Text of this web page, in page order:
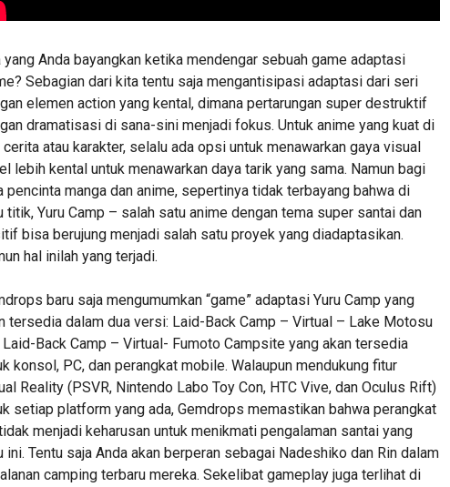
yang Anda bayangkan ketika mendengar sebuah game adaptasi
Sebagian dari kita tentu saja mengantisipasi adaptasi dari seri
elemen action yang kental, dimana pertarungan super destruktif
dramatisasi di sana-sini menjadi fokus. Untuk anime yang kuat di
atau karakter, selalu ada opsi untuk menawarkan gaya visual
lebih kental untuk menawarkan daya tarik yang sama. Namun bagi
pencinta manga dan anime, sepertinya tidak terbayang bahwa di
titik, Yuru Camp – salah satu anime dengan tema super santai dan
bisa berujung menjadi salah satu proyek yang diadaptasikan.
hal inilah yang terjadi.
baru saja mengumumkan “game” adaptasi Yuru Camp yang
tersedia dalam dua versi: Laid-Back Camp – Virtual – Lake Motosu
Laid-Back Camp – Virtual- Fumoto Campsite yang akan tersedia
konsol, PC, dan perangkat mobile. Walaupun mendukung fitur
Reality (PSVR, Nintendo Labo Toy Con, HTC Vive, dan Oculus Rift)
setiap platform yang ada, Gemdrops memastikan bahwa perangkat
menjadi keharusan untuk menikmati pengalaman santai yang
ini. Tentu saja Anda akan berperan sebagai Nadeshiko dan Rin dalam
camping terbaru mereka. Sekelibat gameplay juga terlihat di